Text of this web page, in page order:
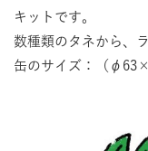
キットです。
数種類のタネから、
缶のサイズ：（